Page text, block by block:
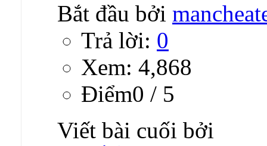
Bắt đầu bởi
Trả lời: 0
Xem: 4,868
Ðiểm0 / 5
Viết bài cuối bởi